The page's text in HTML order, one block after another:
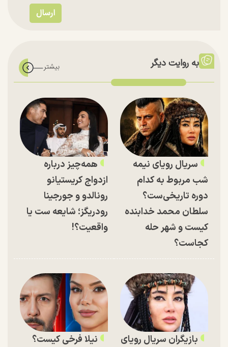
به روایت دیگر
سریال رویای نیمه
شب مربوط به کدام
دوره تاریخی‌ست؟
سلطان محمد خدابنده
کیست و شهر حله
کجاست؟
همه‌چیز درباره
ازدواج کریستیانو
رونالدو و جورجینا
رودریگز؛ شایعه ست یا
واقعیت؟!
بازیگران سریال رویای
نیلا فرخی کیست؟